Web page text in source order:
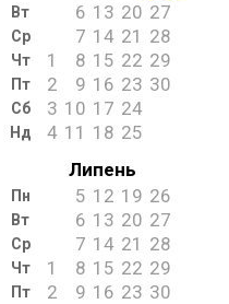
Вт 6 13 20 27
Ср 7 14 21 28
Чт 1 8 15 22 29
Пт 2 9 16 23 30
Сб 3 10 17 24
Нд 4 11 18 25
Липень
Пн 5 12 19 26
Вт 6 13 20 27
Ср 7 14 21 28
Чт 1 8 15 22 29
Пт 2 9 16 23 30